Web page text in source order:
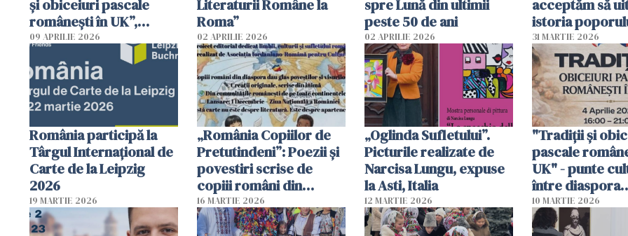
și obiceiuri pascale
românești în UK”,
organizat la Sheffield
09 APRILIE 2026
Literaturii Române la
Roma”
02 APRILIE 2026
spre Lună din ultimii
peste 50 de ani
02 APRILIE 2026
acceptăm să
istoria
nostru?
31 MARTIE 2026
România participă la
Târgul Internațional de
Carte de la Leipzig
2026
19 MARTIE 2026
„România Copiilor de
Pretutindeni”: Poezii și
povestiri scrise de
copiii români din
diaspora, adunate într-
un volum unic
16 MARTIE 2026
„Oglinda Sufletului”.
Picturile realizate de
Narcisa Lungu, expuse
la Asti, Italia
12 MARTIE 2026
"Tradiții și
pascale
UK" - punte
între diaspora
românească și
Beiușului
10 MARTIE 2026